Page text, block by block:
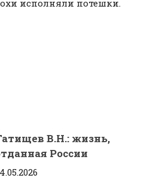
исполняли потешки.
В.Н.: жизнь,
России